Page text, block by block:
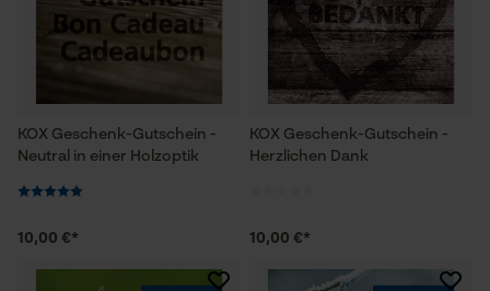
KOX Geschenk-Gutschein -
Neutral in einer Holzoptik
10,00 €*
KOX Geschenk-Gutschein -
Herzlichen Dank
10,00 €*